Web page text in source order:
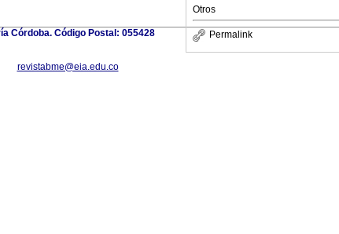
Otros
Permalink
Córdoba. Código Postal: 055428
revistabme@eia.edu.co